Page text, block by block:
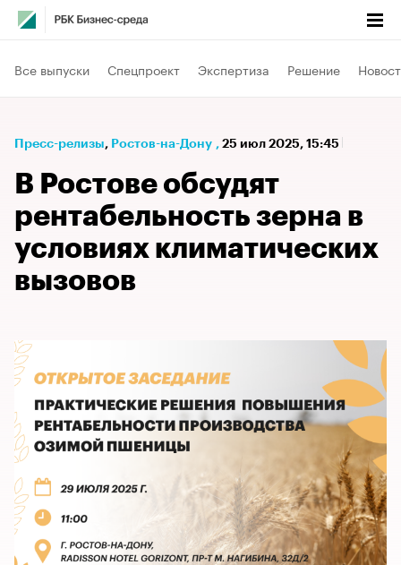
Все выпуски Спецпроект Экспертиза Решение
Пресс-релизы⁠, Ростов-на-Дону , 25 июл 2025, 15:45
В Ростове обсудят
рентабельность зерна в
условиях климатических
вызовов